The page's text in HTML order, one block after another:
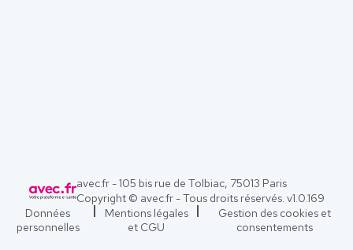
avec.fr - 105 bis rue de Tolbiac, 75013 Paris
Copyright © avec.fr - Tous droits réservés. v1.0.169
Données
personnelles
Mentions légales
et CGU
Gestion des cookies et
consentements